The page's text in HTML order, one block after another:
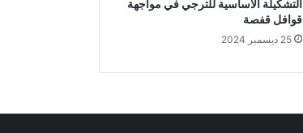
التشكيلة الأساسية للترجي في مواجهة
قوافل قفصة
25 ديسمبر 2024